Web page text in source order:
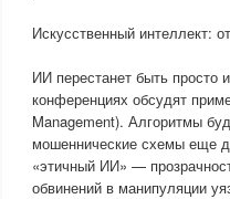
Искусственный интеллект:
ИИ перестанет быть просто
конференциях обсудят
Management). Алгоритмы
мошеннические схемы еще
«этичный ИИ» —
обвинений в манипуляции